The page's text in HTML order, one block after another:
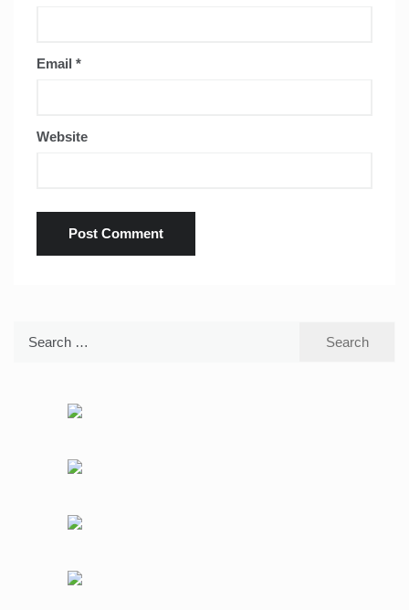
Email *
Website